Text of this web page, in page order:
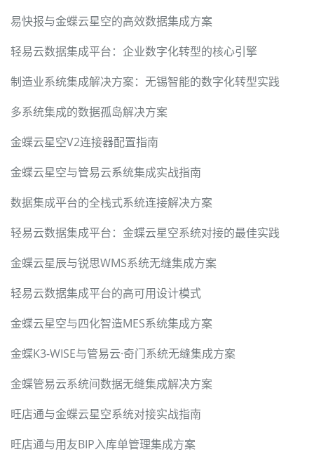
易快报与金蝶云星空的高效数据集成方案
轻易云数据集成平台：企业数字化转型的核心引擎
制造业系统集成解决方案：无锡智能的数字化转型实践
多系统集成的数据孤岛解决方案
金蝶云星空V2连接器配置指南
金蝶云星空与管易云系统集成实战指南
数据集成平台的全栈式系统连接解决方案
轻易云数据集成平台：金蝶云星空系统对接的最佳实践
金蝶云星辰与锐思WMS系统无缝集成方案
轻易云数据集成平台的高可用设计模式
金蝶云星空与四化智造MES系统集成方案
金蝶K3-WISE与管易云·奇门系统无缝集成方案
金蝶管易云系统间数据无缝集成解决方案
旺店通与金蝶云星空系统对接实战指南
旺店通与用友BIP入库单管理集成方案